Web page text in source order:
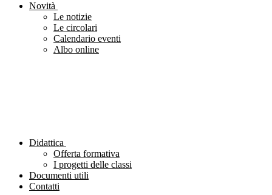
Novità
Le notizie
Le circolari
Calendario eventi
Albo online
Didattica
Offerta formativa
I progetti delle classi
Documenti utili
Contatti